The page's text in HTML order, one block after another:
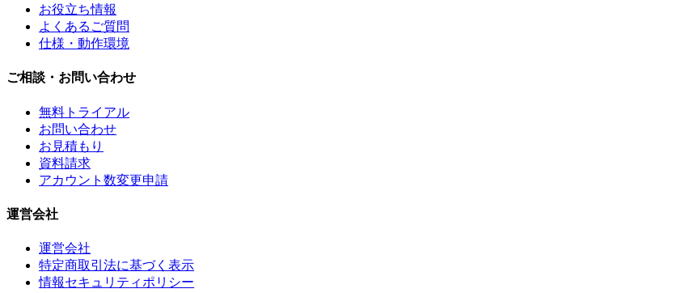
お役立ち情報
よくあるご質問
仕様・動作環境
ご相談・お問い合わせ
無料トライアル
お問い合わせ
お見積もり
資料請求
アカウント数変更申請
運営会社
運営会社
特定商取引法に基づく表示
情報セキュリティポリシー